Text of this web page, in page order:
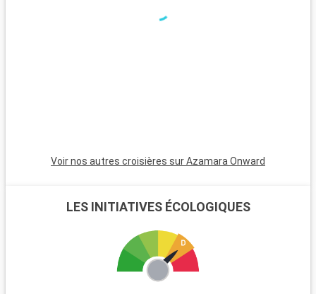
artistiques. Visitez des lieux emblématiques comme le
Voir nos autres croisières sur Azamara Onward
LES INITIATIVES ÉCOLOGIQUES